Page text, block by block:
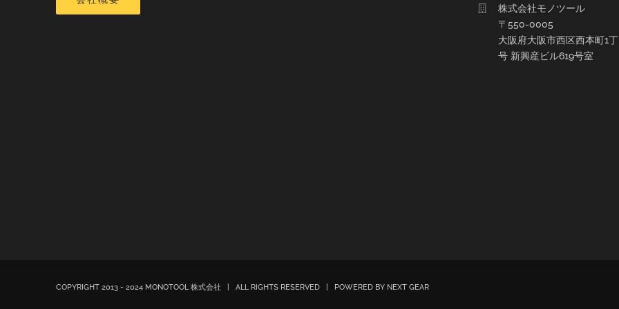
株式会社モノツール
〒550-0005
大阪府大阪市西区西本町1
号 新興産ビル619号室
COPYRIGHT 2013 - 2024 MONOTOOL 株式会社 | ALL RIGHTS RESERVED | POWERED BY NEXT GEAR